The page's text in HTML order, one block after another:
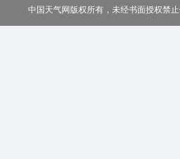
中国天气网版权所有，未经书面授权